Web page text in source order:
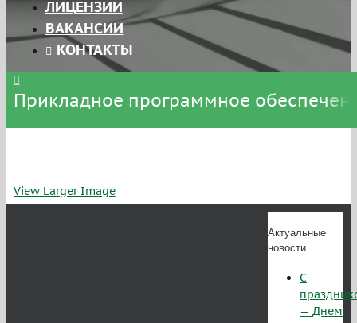
ЛИЦЕНЗИИ
ВАКАНСИИ
КОНТАКТЫ
Прикладное программное
View Larger Image
Актуальные
новости
С
— Днем